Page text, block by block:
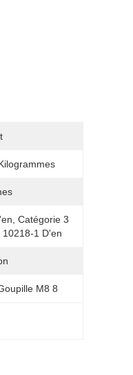
Catégorie 3
10218-1 D'en
M8 8